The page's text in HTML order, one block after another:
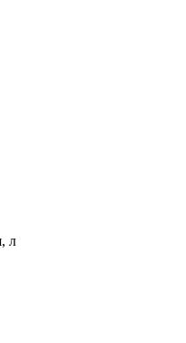
л